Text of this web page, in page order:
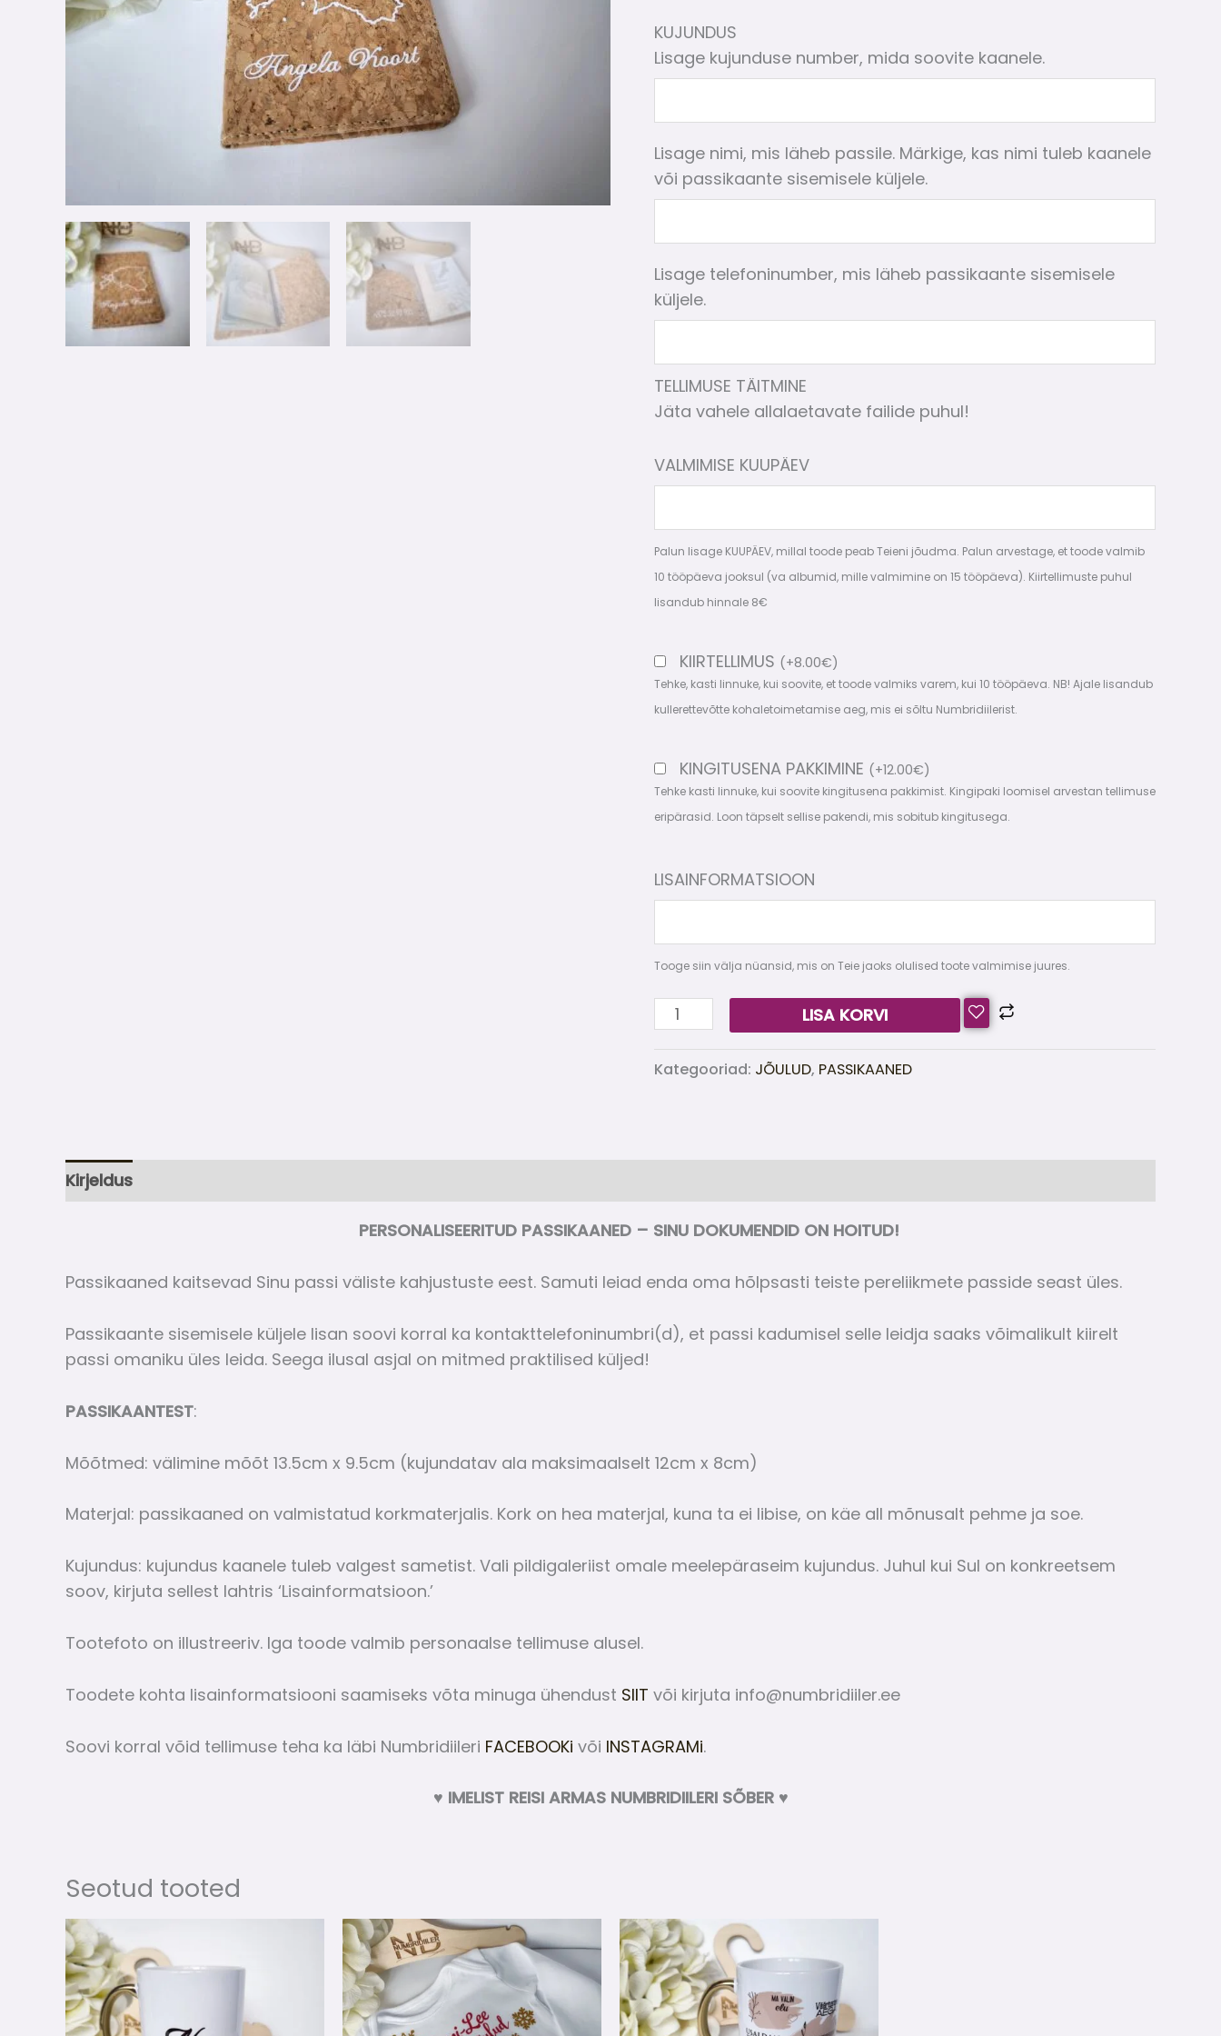
KUJUNDUS
Lisage kujunduse number, mida soovite kaanele.
Lisage nimi, mis läheb passile. Märkige, kas nimi tuleb kaanele
või passikaante sisemisele küljele.
Lisage telefoninumber, mis läheb passikaante sisemisele
küljele.
TELLIMUSE TÄITMINE
Jäta vahele allalaetavate failide puhul!
VALMIMISE KUUPÄEV
Palun lisage KUUPÄEV, millal toode peab Teieni jõudma. Palun arvestage, et toode valmib
10 tööpäeva jooksul (va albumid, mille valmimine on 15 tööpäeva). Kiirtellimuste puhul
lisandub hinnale 8€
KIIRTELLIMUS (+8.00€)
Tehke, kasti linnuke, kui soovite, et toode valmiks varem, kui 10 tööpäeva. NB! Ajale lisandub
kullerettevõtte kohaletoimetamise aeg, mis ei sõltu Numbridiilerist.
KINGITUSENA PAKKIMINE (+12.00€)
Tehke kasti linnuke, kui soovite kingitusena pakkimist. Kingipaki loomisel arvestan tellimuse
eripärasid. Loon täpselt sellise pakendi, mis sobitub kingitusega.
LISAINFORMATSIOON
Tooge siin välja nüansid, mis on Teie jaoks olulised toote valmimise juures.
LISA KORVI
Kategooriad: JÕULUD, PASSIKAANED
Kirjeldus
PERSONALISEERITUD PASSIKAANED – SINU DOKUMENDID ON HOITUD!
Passikaaned kaitsevad Sinu passi väliste kahjustuste eest. Samuti leiad enda oma hõlpsasti teiste pereliikmete passide seast üles.
Passikaante sisemisele küljele lisan soovi korral ka kontakttelefoninumbri(d), et passi kadumisel selle leidja saaks võimalikult kiirelt
passi omaniku üles leida. Seega ilusal asjal on mitmed praktilised küljed!
PASSIKAANTEST:
Mõõtmed: välimine mõõt 13.5cm x 9.5cm (kujundatav ala maksimaalselt 12cm x 8cm)
Materjal: passikaaned on valmistatud korkmaterjalis. Kork on hea materjal, kuna ta ei libise, on käe all mõnusalt pehme ja soe.
Kujundus: kujundus kaanele tuleb valgest sametist. Vali pildigaleriist omale meelepäraseim kujundus. Juhul kui Sul on konkreetsem
soov, kirjuta sellest lahtris ‘Lisainformatsioon.’
Tootefoto on illustreeriv. Iga toode valmib personaalse tellimuse alusel.
Toodete kohta lisainformatsiooni saamiseks võta minuga ühendust SIIT või kirjuta info@numbridiiler.ee
Soovi korral võid tellimuse teha ka läbi Numbridiileri FACEBOOKi või INSTAGRAMi.
♥ IMELIST REISI ARMAS NUMBRIDIILERI SÕBER ♥
Seotud tooted